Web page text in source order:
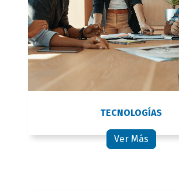
TECNOLOGÍAS
Ver Más